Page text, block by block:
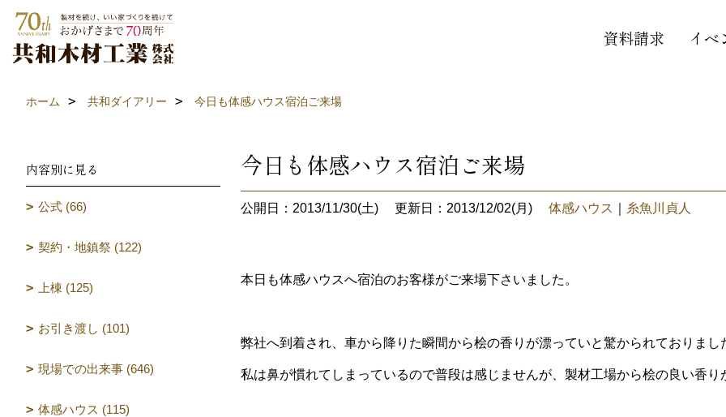
資料請求 イベ
ホーム 共和ダイアリー 今日も体感ハウス宿泊ご来場
今日も体感ハウス宿泊ご来場
公開日：2013/11/30(土) 更新日：2013/12/02(月) 体感ハウス 糸魚川貞人
本日も体感ハウスへ宿泊のお客様がご来場下さいました。
弊社へ到着され、車から降りた瞬間から桧の香りが漂っていと驚かられておりまし
私は鼻が慣れてしまっているので普段は感じませんが、製材工場から桧の良い香り
内容別に見る
公式 (66)
契約・地鎮祭 (122)
上棟 (125)
お引き渡し (101)
現場での出来事 (646)
体感ハウス (115)